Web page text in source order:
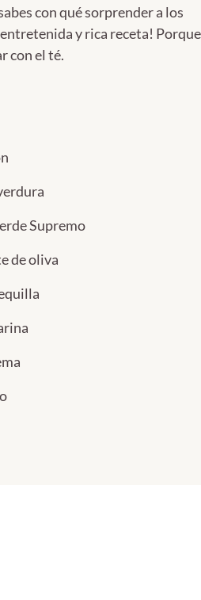
con qué sorprender a los
y rica receta! Porque
con el té.
Supremo
de oliva